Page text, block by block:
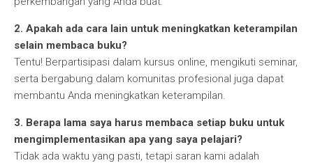
2. Apakah ada cara lain untuk meningkatkan keterampilan
selain membaca buku?
Tentu! Berpartisipasi dalam kursus online, mengikuti seminar,
serta bergabung dalam komunitas profesional juga dapat
membantu Anda meningkatkan keterampilan.
3. Berapa lama saya harus membaca setiap buku untuk
mengimplementasikan apa yang saya pelajari?
Tidak ada waktu yang pasti, tetapi saran kami adalah